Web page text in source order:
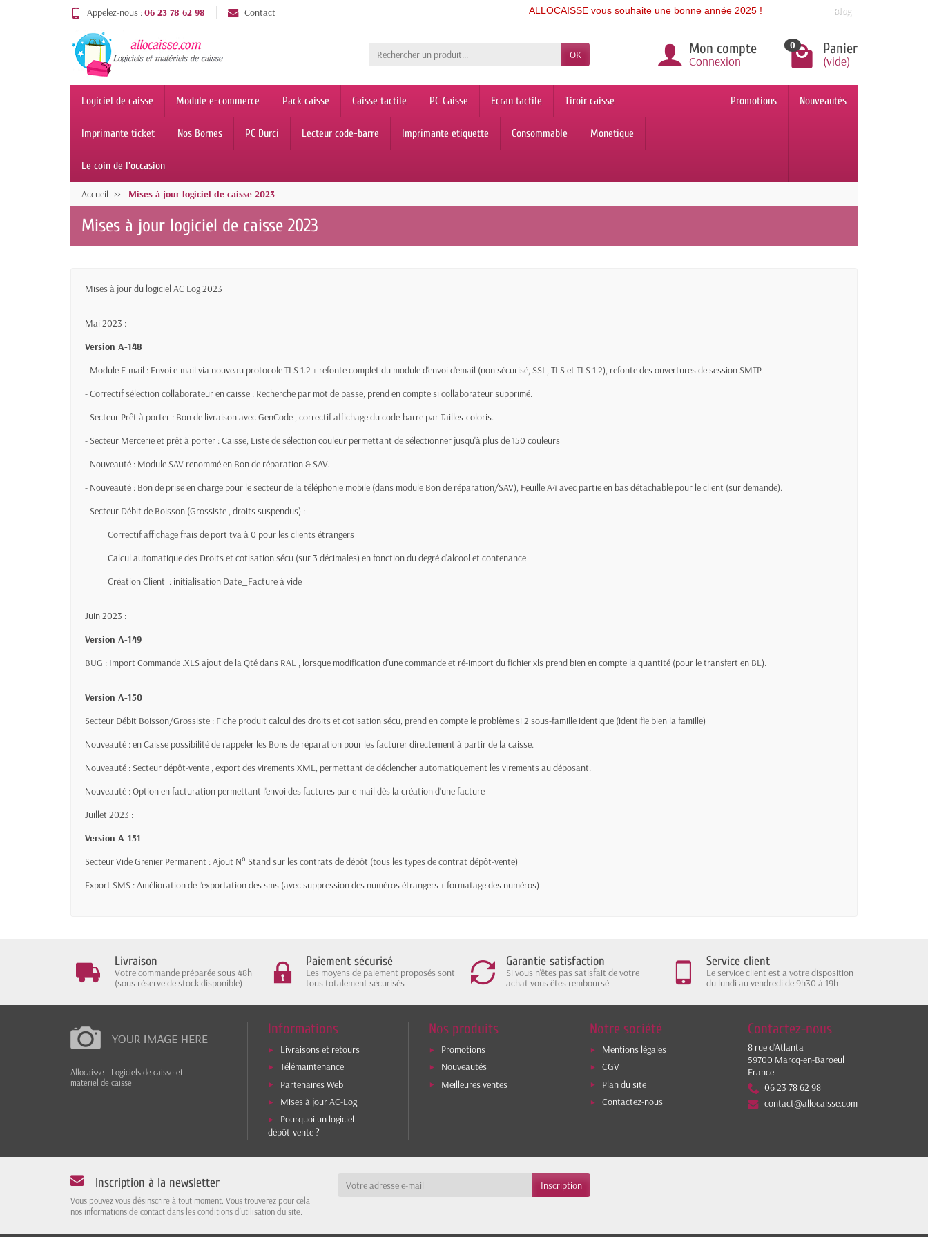
Appelez-nous :06 23 78 62 98 Contact Blog
OK Mon compte
Connexion
0 Panier
(vide)
ALLOCAISSE vous souhaite une bonne année 2025 !
Logiciel de caisse Module e-commerce Pack caisse Caisse tactile PC Caisse Ecran tactile Tiroir caisse
Imprimante ticket Nos Bornes PC Durci Lecteur code-barre Imprimante etiquette Consommable Monetique
Le coin de l'occasion
Promotions Nouveautés
Accueil Mises à jour logiciel de caisse 2023
Mises à jour logiciel de caisse 2023
Mises à jour du logiciel AC Log 2023
Mai 2023 :
Version A-148
- Module E-mail : Envoi e-mail via nouveau protocole TLS 1.2 + refonte complet du module d'envoi d'email (non sécurisé, SSL, TLS et TLS 1.2), refonte des ouvertures de session SMTP.
- Correctif sélection collaborateur en caisse : Recherche par mot de passe, prend en compte si collaborateur supprimé.
- Secteur Prêt à porter : Bon de livraison avec GenCode , correctif affichage du code-barre par Tailles-coloris.
- Secteur Mercerie et prêt à porter : Caisse, Liste de sélection couleur permettant de sélectionner jusqu'à plus de 150 couleurs
- Nouveauté : Module SAV renommé en Bon de réparation & SAV.
- Nouveauté : Bon de prise en charge pour le secteur de la téléphonie mobile (dans module Bon de réparation/SAV), Feuille A4 avec partie en bas détachable pour le client (sur demande).
- Secteur Débit de Boisson (Grossiste , droits suspendus) :
Correctif affichage frais de port tva à 0 pour les clients étrangers
Calcul automatique des Droits et cotisation sécu (sur 3 décimales) en fonction du degré d'alcool et contenance
Création Client : initialisation Date_Facture à vide
Juin 2023 :
Version A-149
BUG : Import Commande .XLS ajout de la Qté dans RAL , lorsque modification d'une commande et ré-import du fichier xls prend bien en compte la quantité (pour le transfert en BL).
Version A-150
Secteur Débit Boisson/Grossiste : Fiche produit calcul des droits et cotisation sécu, prend en compte le problème si 2 sous-famille identique (identifie bien la famille)
Nouveauté : en Caisse possibilité de rappeler les Bons de réparation pour les facturer directement à partir de la caisse.
Nouveauté : Secteur dépôt-vente , export des virements XML, permettant de déclencher automatiquement les virements au déposant.
Nouveauté : Option en facturation permettant l'envoi des factures par e-mail dès la création d'une facture
Juillet 2023 :
Version A-151
Secteur Vide Grenier Permanent : Ajout N° Stand sur les contrats de dépôt (tous les types de contrat dépôt-vente)
Export SMS : Amélioration de l'exportation des sms (avec suppression des numéros étrangers + formatage des numéros)
Livraison
Votre commande préparée sous 48h
(sous réserve de stock disponible)
Paiement sécurisé
Les moyens de paiement proposés sont
tous totalement sécurisés
Garantie satisfaction
Si vous n'êtes pas satisfait de votre
achat vous êtes remboursé
Service client
Le service client est a votre disposition
du lundi au vendredi de 9h30 à 19h
Allocaisse - Logiciels de caisse et
matériel de caisse
Informations
Livraisons et retours
Télémaintenance
Partenaires Web
Mises à jour AC-Log
Pourquoi un logiciel
dépôt-vente ?
Nos produits
Promotions
Nouveautés
Meilleures ventes
Notre société
Mentions légales
CGV
Plan du site
Contactez-nous
Contactez-nous
8 rue d'Atlanta
59700 Marcq-en-Baroeul
France
06 23 78 62 98
contact@allocaisse.com
Inscription à la newsletter
Vous pouvez vous désinscrire à tout moment. Vous trouverez pour cela
nos informations de contact dans les conditions d'utilisation du site.